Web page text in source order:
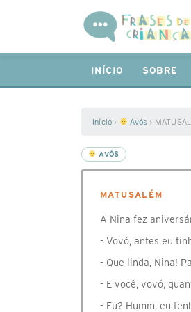
INÍCIO SOBRE
Início › Avós ›
AVÓS
MATUSALÉM
A Nina fez
- Vovó, antes eu
- Que linda, Nina!
- E você, vovó,
- Eu? Humm, eu